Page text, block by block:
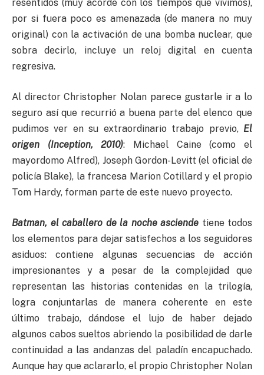
resentidos (muy acorde con los tiempos que vivimos),
por si fuera poco es amenazada (de manera no muy
original) con la activación de una bomba nuclear, que
sobra decirlo, incluye un reloj digital en cuenta
regresiva.
Al director Christopher Nolan parece gustarle ir a lo
seguro así que recurrió a buena parte del elenco que
pudimos ver en su extraordinario trabajo previo, El
origen (Inception, 2010): Michael Caine (como el
mayordomo Alfred), Joseph Gordon-Levitt (el oficial de
policía Blake), la francesa Marion Cotillard y el propio
Tom Hardy, forman parte de este nuevo proyecto.
Batman, el caballero de la noche asciende tiene todos
los elementos para dejar satisfechos a los seguidores
asiduos: contiene algunas secuencias de acción
impresionantes y a pesar de la complejidad que
representan las historias contenidas en la trilogía,
logra conjuntarlas de manera coherente en este
último trabajo, dándose el lujo de haber dejado
algunos cabos sueltos abriendo la posibilidad de darle
continuidad a las andanzas del paladín encapuchado.
Aunque hay que aclararlo, el propio Christopher Nolan